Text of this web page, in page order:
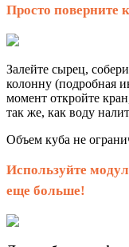
Просто поверните
Залейте сырец,
колонну (подробная
момент откройте
так же, как воду
Объем куба не
Используйте
еще больше!